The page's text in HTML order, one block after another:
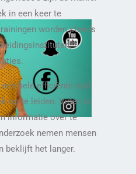
in een keer te
worden steeds
hele efficiënte tool
op te leiden. Video is
informatie over te
nemen mensen
beklijft het langer.